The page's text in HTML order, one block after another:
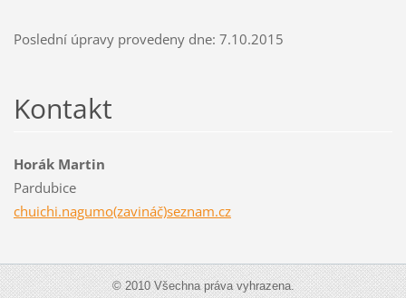
Poslední úpravy provedeny dne: 7.10.2015
Kontakt
Horák Martin
Pardubice
chuichi.nagumo(zavináč)seznam.cz
© 2010 Všechna práva vyhrazena.